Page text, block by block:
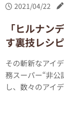
2021/04/22
「ヒルナン
す裏技レシ
その斬新なアイ
務スーパー“非公
し、数々のアイ